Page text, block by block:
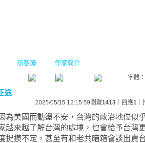
訪客簿 作家簡介
字體：
途
2025/05/15 12:15:59瀏覽1413 ｜回應1
為美國而動盪不安，台灣的政治地位似
越來越了解台灣的處境，也會給予台灣
捉摸不定，甚至有和老共暗箱會談出賣